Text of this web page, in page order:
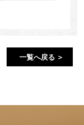
一覧へ戻る ＞